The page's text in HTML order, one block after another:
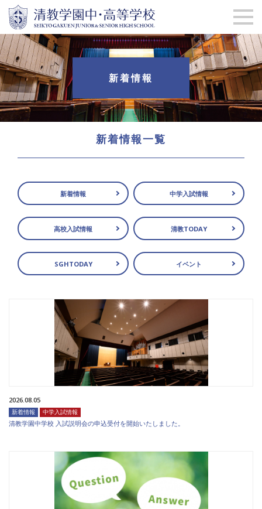
新着情報
新着情報一覧
新着情報 中学入試情報
高校入試情報 清教TODAY
SGHTODAY イベント
2026.08.05
新着情報 中学入試情報
清教学園中学校 入試説明会の申込受付を開始いたしました。